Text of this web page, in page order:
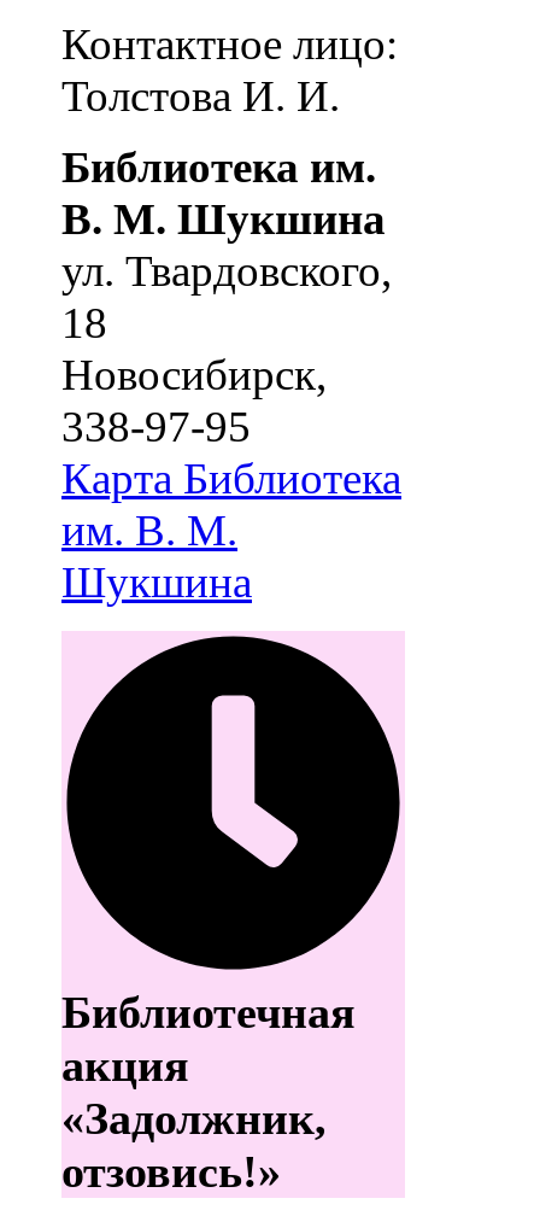
Контактное лицо:
Толстова И. И.
Библиотека им.
В. М. Шукшина
ул. Твардовского,
18
Новосибирск,
338-97-95
Карта Библиотека
им. В. М.
Шукшина
Библиотечная
акция
«Задолжник,
отзовись!»